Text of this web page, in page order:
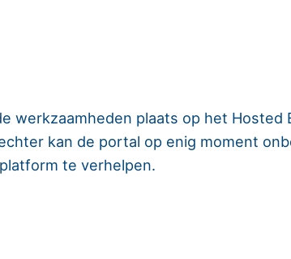
werkzaamheden plaats op het Hosted
kan de portal op enig moment
te verhelpen.